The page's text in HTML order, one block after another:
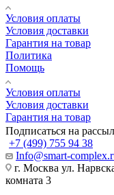
Условия оплаты
Условия доставки
Гарантия на товар
Политика
Помощь
Условия оплаты
Условия доставки
Гарантия на товар
Подписаться на
+7 (499) 755 94 38
Info@smart-
г. Москва ул.
комната 3